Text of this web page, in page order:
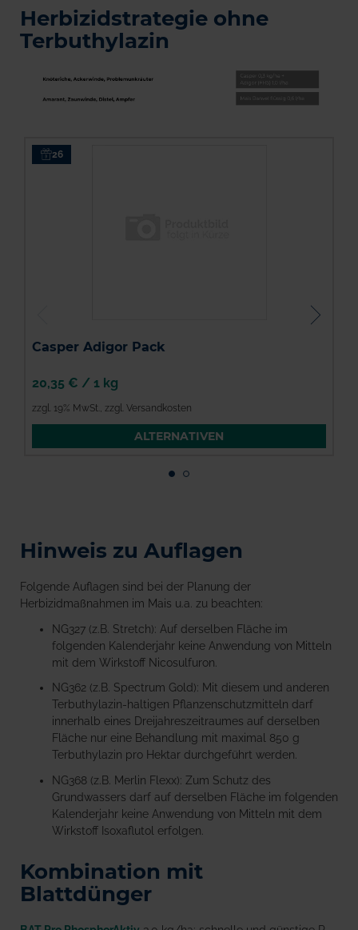
Herbizidstrategie ohne
Terbuthylazin
26
Casper Adigor Pack
zzgl. 19% MwSt.,zzgl. Versandkosten
20,35 € / 1 kg
ALTERNATIVEN
Hinweis zu Auflagen
Folgende Auflagen sind bei der Planung der
Herbizidmaßnahmen im Mais u.a. zu beachten:
NG327 (z.B. Stretch): Auf derselben Fläche im
folgenden Kalenderjahr keine Anwendung von Mitteln
mit dem Wirkstoff Nicosulfuron.
NG362 (z.B. Spectrum Gold): Mit diesem und anderen
Terbuthylazin-haltigen Pflanzenschutzmitteln darf
innerhalb eines Dreijahreszeitraumes auf derselben
Fläche nur eine Behandlung mit maximal 850 g
Terbuthylazin pro Hektar durchgeführt werden.
NG368 (z.B. Merlin Flexx): Zum Schutz des
Grundwassers darf auf derselben Fläche im folgenden
Kalenderjahr keine Anwendung von Mitteln mit dem
Wirkstoff Isoxaflutol erfolgen.
Kombination mit
Blattdünger